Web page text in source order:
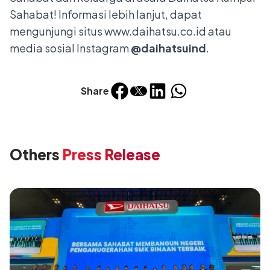
Share
Sahabat! Informasi lebih lanjut, dapat
mengunjungi situswww.daihatsu.co.idatau
media sosial Instagram@daihatsuind.
Others Press Release